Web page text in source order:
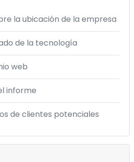
la ubicación de la empresa
de la tecnología
web
informe
de clientes potenciales